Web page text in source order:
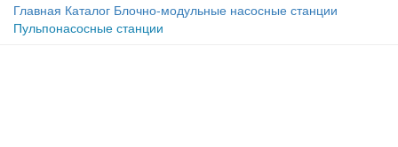
Главная Каталог Блочно-модульные насосные станции
Пульпонасосные станции